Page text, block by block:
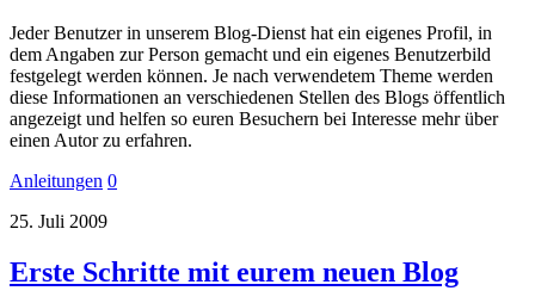
Jeder Benutzer in unserem Blog-Dienst hat ein eigenes Profil, in
dem Angaben zur Person gemacht und ein eigenes Benutzerbild
festgelegt werden können. Je nach verwendetem Theme werden
diese Informationen an verschiedenen Stellen des Blogs öffentlich
angezeigt und helfen so euren Besuchern bei Interesse mehr über
einen Autor zu erfahren.
Anleitungen 0
25. Juli 2009
Erste Schritte mit eurem neuen Blog